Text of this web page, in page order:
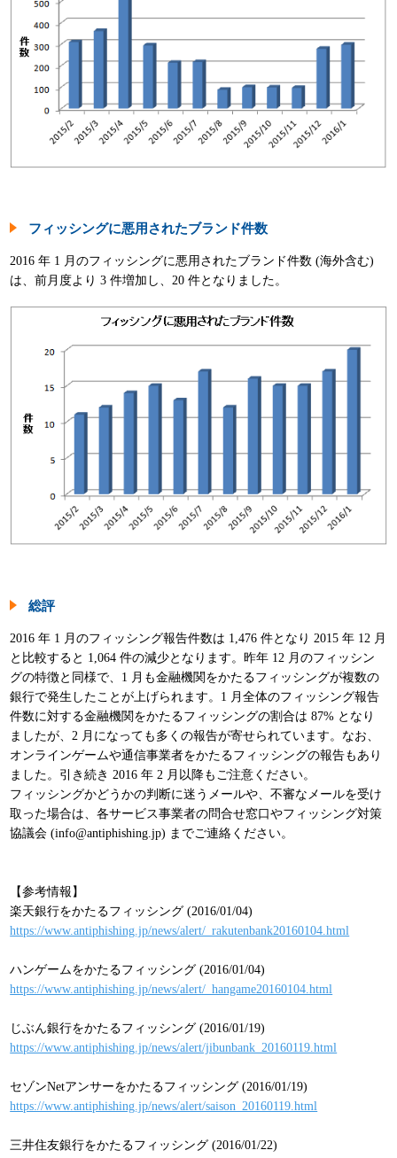
フィッシングに悪用されたブランド件数
2016 年 1 月のフィッシングに悪用されたブランド件数 (海外含む)
は、前月度より 3 件増加し、20 件となりました。
総評
2016 年 1 月のフィッシング報告件数は 1,476 件となり 2015 年 12 月
と比較すると 1,064 件の減少となります。昨年 12 月のフィッシン
グの特徴と同様で、1 月も金融機関をかたるフィッシングが複数の
銀行で発生したことが上げられます。1 月全体のフィッシング報告
件数に対する金融機関をかたるフィッシングの割合は 87% となり
ましたが、2 月になっても多くの報告が寄せられています。なお、
オンラインゲームや通信事業者をかたるフィッシングの報告もあり
ました。引き続き 2016 年 2 月以降もご注意ください。
フィッシングかどうかの判断に迷うメールや、不審なメールを受け
取った場合は、各サービス事業者の問合せ窓口やフィッシング対策
協議会 (info@antiphishing.jp) までご連絡ください。
【参考情報】
楽天銀行をかたるフィッシング (2016/01/04)
https://www.antiphishing.jp/news/alert/_rakutenbank20160104.html
ハンゲームをかたるフィッシング (2016/01/04)
https://www.antiphishing.jp/news/alert/_hangame20160104.html
じぶん銀行をかたるフィッシング (2016/01/19)
https://www.antiphishing.jp/news/alert/jibunbank_20160119.html
セゾンNetアンサーをかたるフィッシング (2016/01/19)
https://www.antiphishing.jp/news/alert/saison_20160119.html
三井住友銀行をかたるフィッシング (2016/01/22)